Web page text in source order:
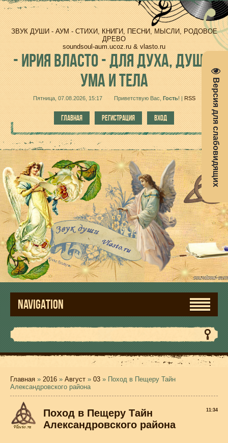
Версия для слабовидящих
ЗВУК ДУШИ - АУМ - СТИХИ, КНИГИ, ПЕСНИ, МЫСЛИ, РОДОВОЕ
ДРЕВО
soundsoul-aum.ucoz.ru & vlasto.ru
-ИРИЯ ВЛАСТО - ДЛЯ ДУХА, ДУШИ,
УМА И ТЕЛА
Пятница, 07.08.2026, 15:17 Приветствую Вас Гость!| RSS
ГЛАВНАЯ РЕГИСТРАЦИЯ ВХОД
NAVIGATION
Главная » 2016 » Август » 03 » Поход в Пещеру Тайн
Александровского района
11:34
Поход в Пещеру Тайн
Александровского района